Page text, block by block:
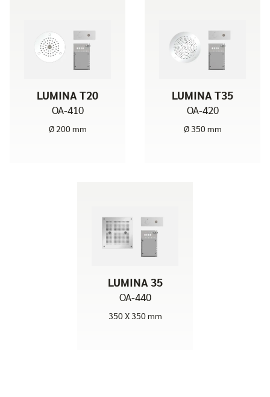
LUMINA T20
OA-410
Ø 200 mm
LUMINA T35
OA-420
Ø 350 mm
LUMINA 35
OA-440
350 X 350 mm